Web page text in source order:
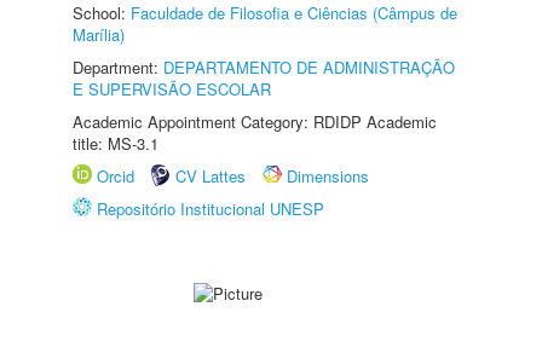
School: Faculdade de Filosofia e Ciências (Câmpus de
Marília)
Department: DEPARTAMENTO DE ADMINISTRAÇÃO
E SUPERVISÃO ESCOLAR
Academic Appointment Category: RDIDP Academic
title: MS-3.1
Orcid
CV Lattes
Dimensions
Repositório Institucional UNESP